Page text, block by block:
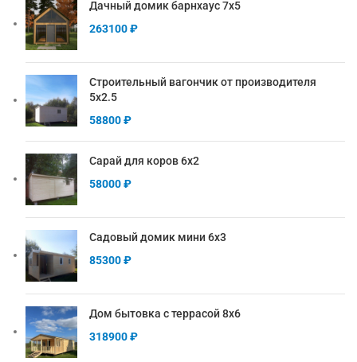
Дачный домик барнхаус 7х5
263100₽
Строительный вагончик от производителя
5х2.5
58800₽
Сарай для коров 6х2
58000₽
Садовый домик мини 6х3
85300₽
Дом бытовка с террасой 8х6
318900₽